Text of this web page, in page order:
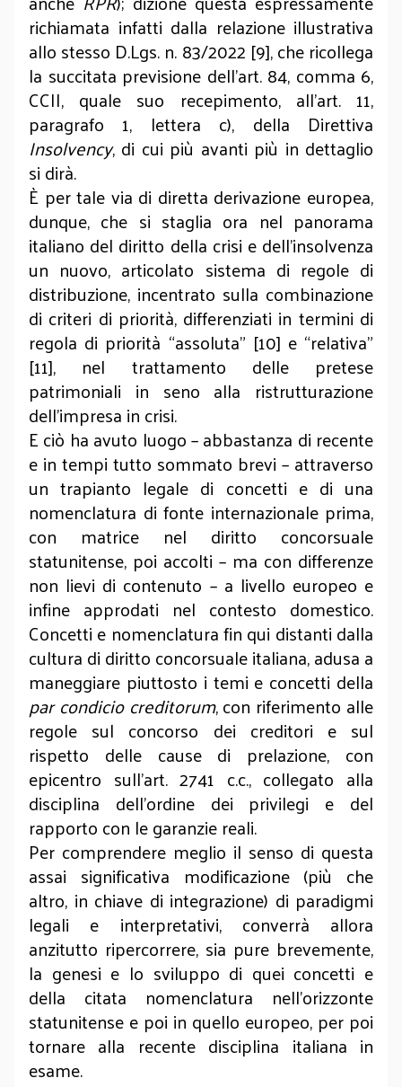
richiamata infatti dalla relazione illustrativa
allo stesso D.Lgs. n. 83/2022 [9], che ricollega
la succitata previsione dell’art. 84, comma 6,
CCII, quale suo recepimento, all’art. 11,
paragrafo 1, lettera c), della Direttiva
Insolvency, di cui più avanti più in dettaglio
si dirà.
È per tale via di diretta derivazione europea,
dunque, che si staglia ora nel panorama
italiano del diritto della crisi e dell’insolvenza
un nuovo, articolato sistema di regole di
distribuzione, incentrato sulla combinazione
di criteri di priorità, differenziati in termini di
regola di priorità “assoluta” [10] e “relativa”
[11], nel trattamento delle pretese
patrimoniali in seno alla ristrutturazione
dell’impresa in crisi.
E ciò ha avuto luogo – abbastanza di recente
e in tempi tutto sommato brevi – attraverso
un trapianto legale di concetti e di una
nomenclatura di fonte internazionale prima,
con matrice nel diritto concorsuale
statunitense, poi accolti – ma con differenze
non lievi di contenuto – a livello europeo e
infine approdati nel contesto domestico.
Concetti e nomenclatura fin qui distanti dalla
cultura di diritto concorsuale italiana, adusa a
maneggiare piuttosto i temi e concetti della
par condicio creditorum, con riferimento alle
regole sul concorso dei creditori e sul
rispetto delle cause di prelazione, con
epicentro sull’art. 2741 c.c., collegato alla
disciplina dell’ordine dei privilegi e del
rapporto con le garanzie reali.
Per comprendere meglio il senso di questa
assai significativa modificazione (più che
altro, in chiave di integrazione) di paradigmi
legali e interpretativi, converrà allora
anzitutto ripercorrere, sia pure brevemente,
la genesi e lo sviluppo di quei concetti e
della citata nomenclatura nell’orizzonte
statunitense e poi in quello europeo, per poi
tornare alla recente disciplina italiana in
esame.